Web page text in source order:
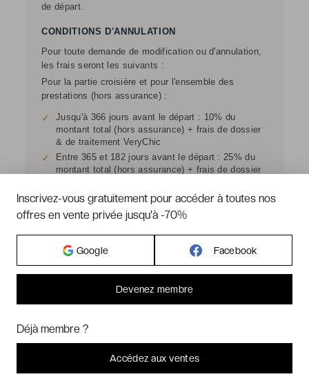
de départ.
CONDITIONS D'ANNULATION
Pour toute demande de modification ou d'annulation,
les frais seront les suivants :
Pour la partie croisière et pour l'ensemble des
prestations (hors assurance) :
✓
Jusqu'à 366 jours avant le départ : 10% du
montant total (hors assurance) + frais de dossier
& de traitement VeryChic
✓
Entre 365 et 182 jours avant le départ : 25% du
montant total (hors assurance) + frais de dossier
✓ Entre 181 et 91 jours avant le départ : 50% du
montant total (hors assurance) + frais de dossier
& de traitement VeryChic
✓ À partir de 90 jours avant le départ : 100% du
montant total (hors assurance) + frais de dossier
*Les assurances souscrites via notre site sont non
non annulables et non remboursables.
Tout éventuel remboursement se fera par avoir. Celui-
ci est utilisable sur tout le siteVeryChic.frsans
10 jours
Inscrivez-vous gratuitement pour accéder à toutes nos
offres en vente privée jusqu'à -70%
Google Facebook
Devenez membre
Déjà membre ?
Accédez aux ventes
Marketing? Vous pouvez toujours modifier ou retirer votre
Je refuse C'est bon.